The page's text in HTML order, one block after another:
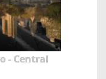
- Central